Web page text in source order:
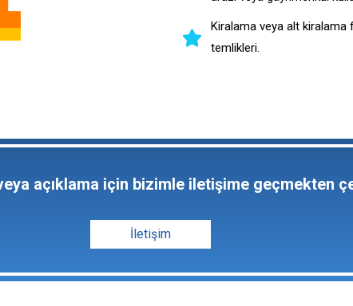
Kiralama veya alt
temlikleri.
açıklama için bizimle iletişime geçmekten
İletişim